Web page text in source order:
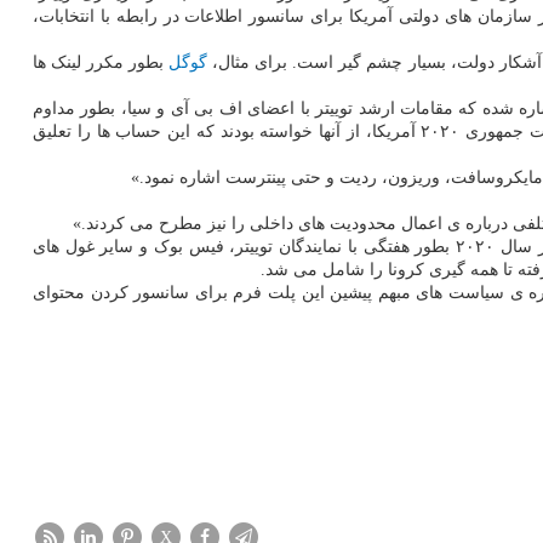
های دولتی آمریکا برای سانسور اطلاعات در رابطه با انتخابات،
دولت، بسیار چشم گیر است. برای مثال، گوگل بطور مکرر لینک ها
شده که مقامات ارشد توییتر با اعضای اف بی آی و سیا، بطور مداوم
جلسه برگزار کرده و در جریان این جلسات، این نهادها لیستی از «صدها حساب کاربری مشکل دار» در اختیارشان قرار داده و در آستانه انتخابات ریاست جمهوری ۲۰۲۰ آمریکا، از آنها خواسته بودند که این حساب ها را تعلیق
وریزون، ردیت و حتی پینترست اشاره نمود.»
درباره ی اعمال محدودیت های داخلی را نیز مطرح می کردند.»
در پرونده حقوقی که دادستان های کل ایالات میسوری و لوئیزیانا اوایل سال جاری تشکیل دادند، قید شده بود که مقامات دست کم ۱۲ آژانس دولتی در سال ۲۰۲۰ بطور هفتگی با نمایندگان توییتر، فیس بوک و سایر غول های
تا همه گیری کرونا را شامل می شد.
کرد و از آن به بعد، همیشه اسنادی را درباره ی سیاست های مبهم پیشین این پلت فرم برای سانسور کردن محتوای
X